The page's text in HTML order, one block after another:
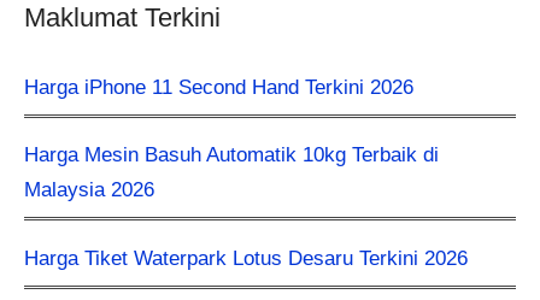
Maklumat Terkini
Harga iPhone 11 Second Hand Terkini 2026
Harga Mesin Basuh Automatik 10kg Terbaik di
Malaysia 2026
Harga Tiket Waterpark Lotus Desaru Terkini 2026